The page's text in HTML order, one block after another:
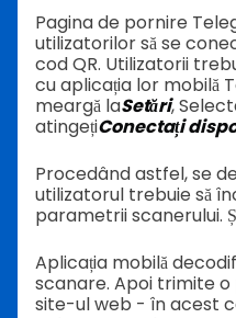
Pagina de pornire
utilizatorilor să se
cod QR. Utilizatorii
cu aplicația lor mobilă
meargă laSetări,
atingețiConectați
Procedând astfel, se
utilizatorul trebuie să
parametrii scanerului.
Aplicația mobilă
scanare. Apoi trimite o
site-ul web - în acest